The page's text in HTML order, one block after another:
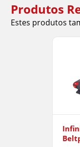
Produtos
Estes produtos